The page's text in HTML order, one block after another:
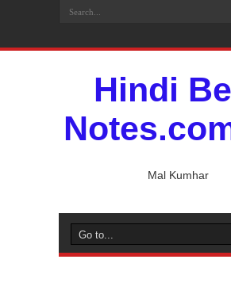
Hindi
Mal Kumhar